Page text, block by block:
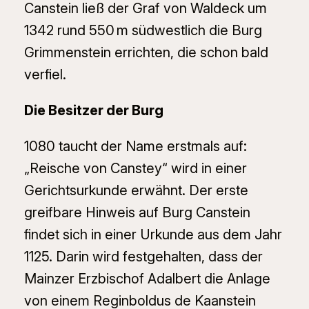
Canstein ließ der Graf von Waldeck um
1342 rund 550 m südwestlich die Burg
Grimmenstein errichten, die schon bald
verfiel.
Die Besitzer der Burg
1080 taucht der Name erstmals auf:
„Reische von Canstey“ wird in einer
Gerichtsurkunde erwähnt. Der erste
greifbare Hinweis auf Burg Canstein
findet sich in einer Urkunde aus dem Jahr
1125. Darin wird festgehalten, dass der
Mainzer Erzbischof Adalbert die Anlage
von einem Reginboldus de Kaanstein